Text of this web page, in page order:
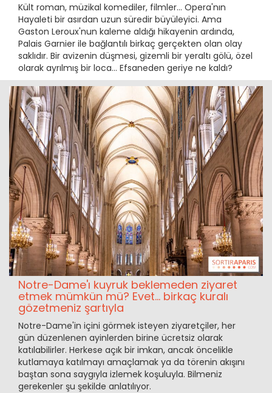
Kült roman, müzikal komediler, filmler... Opera'nın
Hayaleti bir asırdan uzun süredir büyüleyici. Ama
Gaston Leroux'nun kaleme aldığı hikayenin ardında,
Palais Garnier ile bağlantılı birkaç gerçekten olan olay
saklıdır. Bir avizenin düşmesi, gizemli bir yeraltı gölü, özel
olarak ayrılmış bir loca... Efsaneden geriye ne kaldı?
Notre-Dame'ı kuyruk beklemeden ziyaret
etmek mümkün mü? Evet... birkaç kuralı
gözetmeniz şartıyla
Notre-Dame'in içini görmek isteyen ziyaretçiler, her
gün düzenlenen ayinlerden birine ücretsiz olarak
katılabilirler. Herkese açık bir imkan, ancak öncelikle
kutlamaya katılmayı amaçlamak ya da törenin akışını
baştan sona saygıyla izlemek koşuluyla. Bilmeniz
gerekenler şu şekilde anlatılıyor.